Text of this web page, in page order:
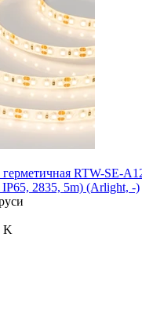
герметичная RTW-SE-
2835, 5m) (Arlight, -)
K